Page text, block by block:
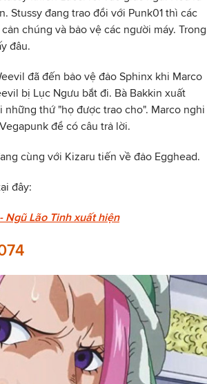
Stussy đang trao đổi với Punk01 thì các
chúng và bảo vệ các người máy. Trong
đâu.
đã đến bảo vệ đảo Sphinx khi Marco
bị Lục Ngưu bắt đi. Bà Bakkin xuất
thứ "họ được trao cho". Marco nghi
để có câu trả lời.
cùng với Kizaru tiến về đảo Egghead.
đây:
Ngũ Lão Tinh xuất hiện